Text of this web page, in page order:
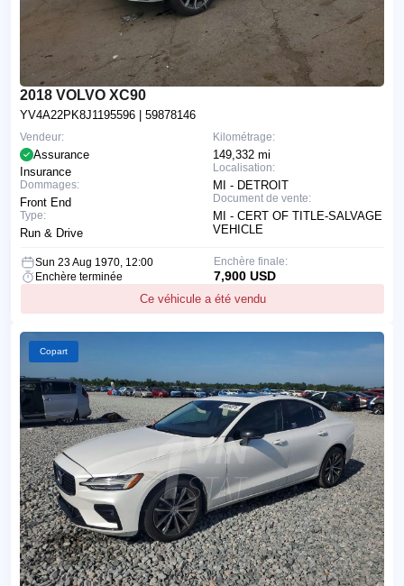
2018 VOLVO XC90
YV4A22PK8J1195596 | 59878146
Kilométrage:
149,332 mi
Localisation:
MI - DETROIT
Document de vente:
MI - CERT OF TITLE-SALVAGE
VEHICLE
Vendeur:
Assurance
Insurance
Dommages:
Front End
Type:
Run & Drive
Sun 23 Aug 1970, 12:00
Enchère terminée
Ce véhicule a été vendu
Enchère finale:
7,900 USD
Copart